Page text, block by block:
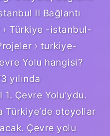
II Bağlantı
› Türkiye -istanbul-
› turkiye-
Yolu hangisi?
yılında
Çevre Yolu’ydu.
Türkiye’de otoyollar
Çevre yolu